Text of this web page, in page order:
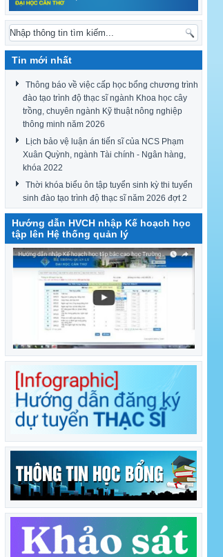
Tin mới nhất
Thông báo về việc cấp học bổng chương trình
đào tạo trình độ thạc sĩ ngành Khoa học cây
trồng, chuyên ngành Kỹ thuật nông nghiệp
thông minh năm 2026
Lịch bảo vệ luận án tiến sĩ của NCS Phạm
Xuân Quỳnh, ngành Tài chính - Ngân hàng,
khóa 2022
Thời khóa biểu ôn tập tuyển sinh kỳ thi tuyển
sinh đào tạo trình độ thạc sĩ năm 2026 đợt 2
Hướng dẫn HVCH nhập Kế hoạch học
tập lên Hệ thống quản lý